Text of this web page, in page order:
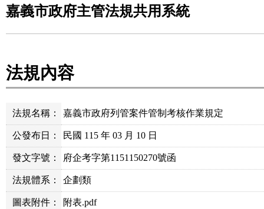
嘉義市政府主管法規共用系統
法規內容
法規名稱： 嘉義市政府列管案件管制考核作業規定
公發布日： 民國 115 年 03 月 10 日
發文字號： 府企考字第1151150270號函
法規體系： 企劃類
圖表附件： 附表.pdf